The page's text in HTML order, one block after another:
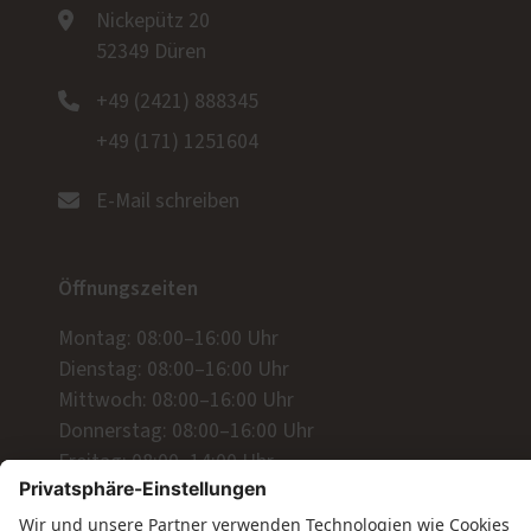
Nickepütz 20
52349 Düren
+49 (2421) 888345
+49 (171) 1251604
E-Mail schreiben
Öffnungszeiten
Montag: 08:00–16:00 Uhr
Dienstag: 08:00–16:00 Uhr
Mittwoch: 08:00–16:00 Uhr
Donnerstag: 08:00–16:00 Uhr
Freitag: 08:00–14:00 Uhr